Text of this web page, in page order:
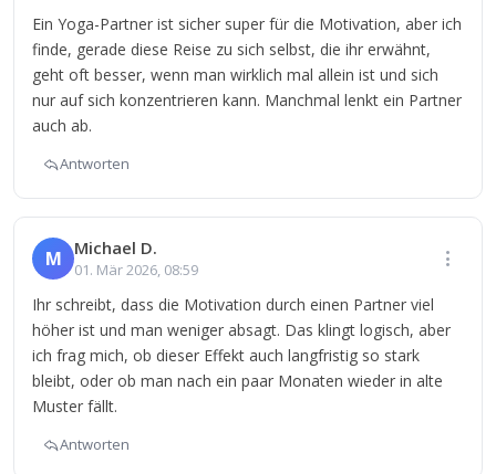
Ein Yoga-Partner ist sicher super für die Motivation, aber ich
finde, gerade diese Reise zu sich selbst, die ihr erwähnt,
geht oft besser, wenn man wirklich mal allein ist und sich
nur auf sich konzentrieren kann. Manchmal lenkt ein Partner
auch ab.
Antworten
M Michael D.
01. Mär 2026, 08:59
Ihr schreibt, dass die Motivation durch einen Partner viel
höher ist und man weniger absagt. Das klingt logisch, aber
ich frag mich, ob dieser Effekt auch langfristig so stark
bleibt, oder ob man nach ein paar Monaten wieder in alte
Muster fällt.
Antworten